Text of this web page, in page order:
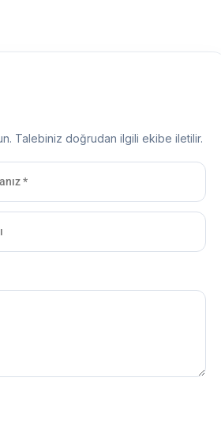
Talebiniz doğrudan ilgili ekibe iletilir.